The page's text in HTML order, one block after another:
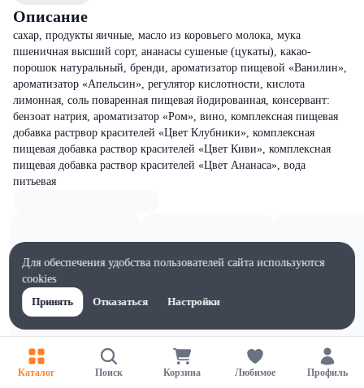
Описание
cахар, продукты яичные, масло из коровьего молока, мука
пшеничная высший сорт, ананасы сушеные (цукаты), какао-
порошок натуральный, бренди, ароматизатор пищевой «Ванилин»,
ароматизатор «Апельсин», регулятор кислотности, кислота
лимонная, соль поваренная пищевая йодированная, консервант:
бензоат натрия, ароматизатор «Ром», вино, комплексная пищевая
добавка растрвор красителей «Цвет Клубники», комплексная
пищевая добавка раствор красителей «Цвет Киви», комплексная
пищевая добавка раствор красителей «Цвет Ананаса», вода
питьевая
Каталог Поиск Корзина Любимое Профиль
Для обеспечения удобства пользователей сайта используются
cookies
Принять
Отказаться Настройки